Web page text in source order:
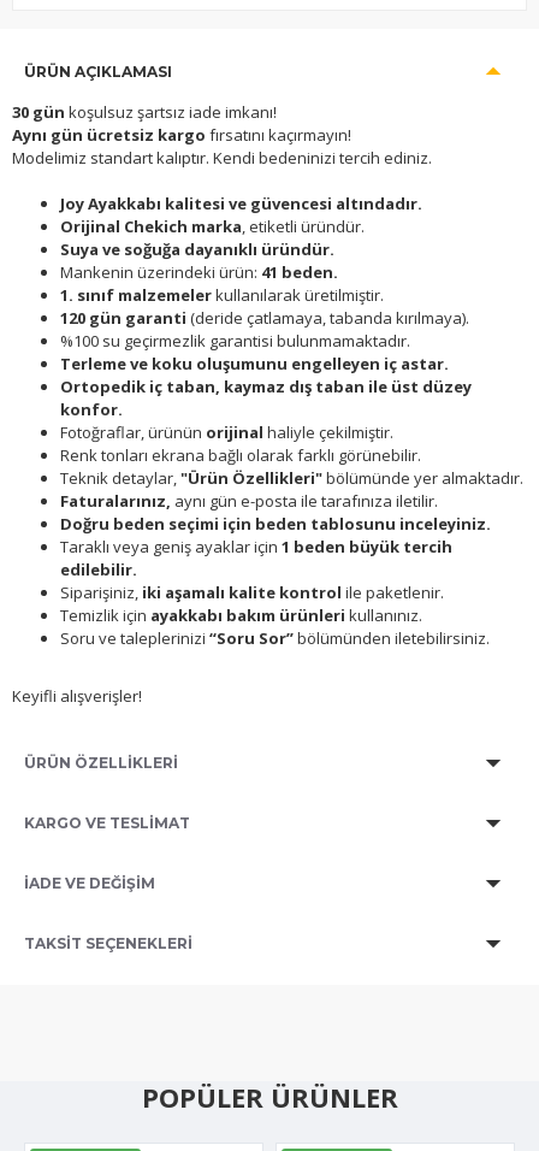
ÜRÜN AÇIKLAMASI
30 gün koşulsuz şartsız iade imkanı!
Aynı gün ücretsiz kargo fırsatını kaçırmayın!
Modelimiz standart kalıptır. Kendi bedeninizi tercih ediniz.
Joy Ayakkabı kalitesi ve güvencesi altındadır.
Orijinal Chekich marka, etiketli üründür.
Suya ve soğuğa dayanıklı üründür.
Mankenin üzerindeki ürün: 41 beden.
1. sınıf malzemelerkullanılarak üretilmiştir.
120 gün garanti (deride çatlamaya, tabanda kırılmaya).
%100 su geçirmezlik garantisi bulunmamaktadır.
Terleme ve koku oluşumunu engelleyen iç astar.
Ortopedik iç taban, kaymaz dış taban ile üst düzey
konfor.
Fotoğraflar, ürünün orijinal haliyle çekilmiştir.
Renk tonları ekrana bağlı olarak farklı görünebilir.
Teknik detaylar,"Ürün Özellikleri"bölümünde yer almaktadır.
Faturalarınız, aynı gün e-posta ile tarafınıza iletilir.
Doğru beden seçimi için beden tablosunu inceleyiniz.
Taraklı veya geniş ayaklar için 1 beden büyük tercih
edilebilir.
Siparişiniz, iki aşamalı kalite kontrol ile paketlenir.
Temizlik için ayakkabı bakım ürünleri kullanınız.
Soru ve taleplerinizi “Soru Sor”bölümünden iletebilirsiniz.
Keyifli alışverişler!
ÜRÜN ÖZELLİKLERİ
KARGO VE TESLİMAT
İADE VE DEĞİŞİM
TAKSIT SEÇENEKLERI
POPÜLER ÜRÜNLER